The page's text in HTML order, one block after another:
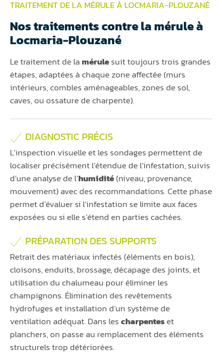
TRAITEMENT DE LA MÉRULE À LOCMARIA-PLOUZANÉ
Nos traitements contre la mérule à
Locmaria-Plouzané
Le traitement de lamérulesuit toujours trois grandes
étapes, adaptées à chaque zone affectée (murs
intérieurs, combles aménageables, zones de sol,
caves, ou ossature de charpente).
DIAGNOSTIC PRÉCIS
L’inspection visuelle et les sondages permettent de
localiser précisément l’étendue de l’infestation, suivis
d’une analyse de l’humidité(niveau, provenance,
mouvement) avec des recommandations. Cette phase
permet d’évaluer si l’infestation se limite aux faces
exposées ou si elle s’étend en parties cachées.
PRÉPARATION DES SUPPORTS
Retrait des matériaux infectés (éléments en bois),
cloisons, enduits, brossage, décapage des joints, et
utilisation du chalumeau pour éliminer les
champignons. Élimination des revêtements
hydrofuges et installation d’un système de
ventilation adéquat. Dans lescharpenteset
planchers, on passe au remplacement des éléments
structurels trop détériorées.